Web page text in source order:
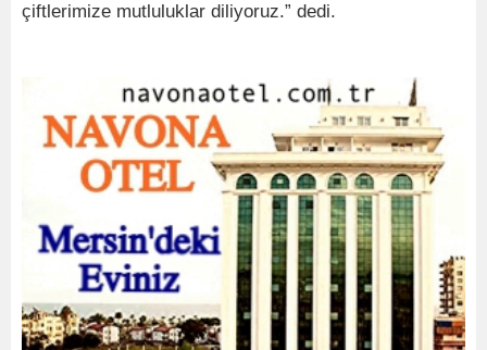
çiftlerimize mutluluklar diliyoruz.” dedi.